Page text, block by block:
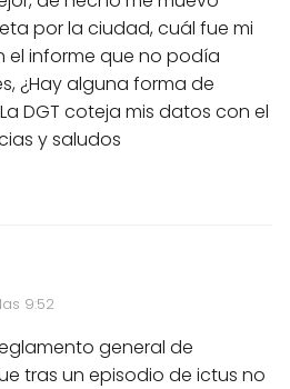
por la ciudad, cuál fue mi
el informe que no podía
¿Hay alguna forma de
DGT coteja mis datos con el
y saludos
9:52
general de
tras un episodio de ictus no